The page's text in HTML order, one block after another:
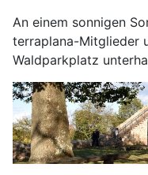
An einem sonnigen
terraplana-Mitglieder
Waldparkplatz